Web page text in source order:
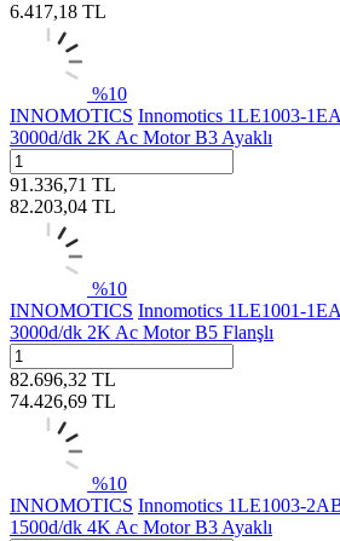
6.417,18 TL
%10
INNOMOTICS Innomotics 1LE1003-
3000d/dk 2K Ac Motor B3 Ayaklı
91.336,71 TL
82.203,04 TL
%10
INNOMOTICS Innomotics 1LE1001-
3000d/dk 2K Ac Motor B5 Flanşlı
82.696,32 TL
74.426,69 TL
%10
INNOMOTICS Innomotics 1LE1003-
1500d/dk 4K Ac Motor B3 Ayaklı